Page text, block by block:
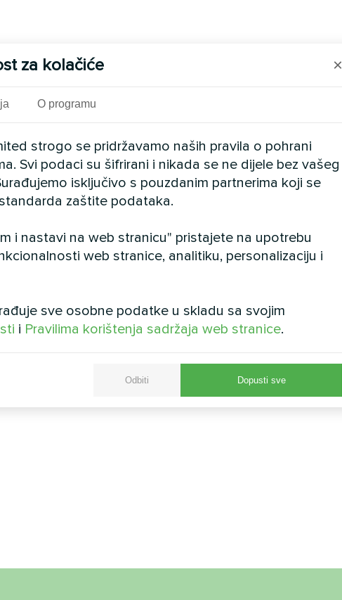
za kolačiće ×
O programu
strogo se pridržavamo naših pravila o pohrani
Svi podaci su šifrirani i nikada se ne dijele bez vašeg
isključivo s pouzdanim partnerima koji se
zaštite podataka.
i nastavi na web stranicu" pristajete na upotrebu
web stranice, analitiku, personalizaciju i
sve osobne podatke u skladu sa svojim
i Pravilima korištenja sadržaja web stranice.
Odbiti Dopusti sve